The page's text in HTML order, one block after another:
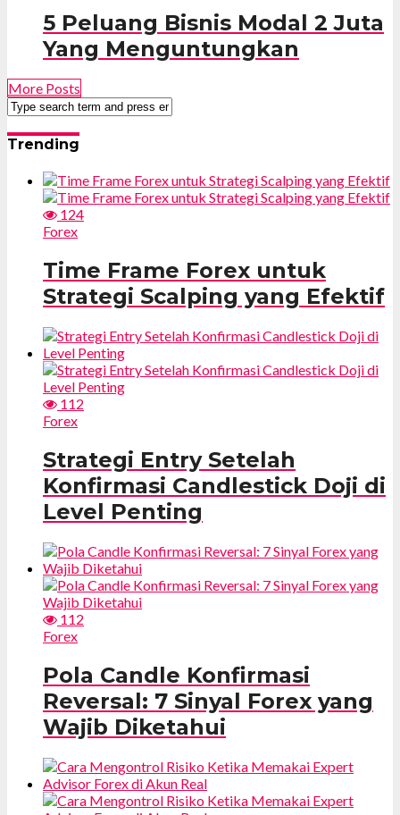
5 Peluang Bisnis Modal 2 Juta
Yang Menguntungkan
More Posts
Trending
124
Forex
Time Frame Forex untuk
Strategi Scalping yang Efektif
112
Forex
Strategi Entry Setelah
Konfirmasi Candlestick Doji di
Level Penting
112
Forex
Pola Candle Konfirmasi
Reversal: 7 Sinyal Forex yang
Wajib Diketahui